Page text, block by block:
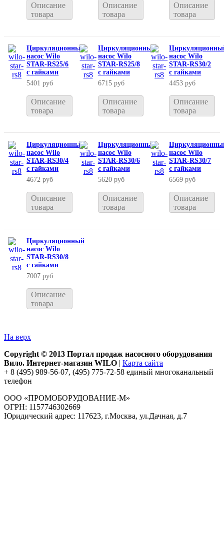
Описание
товара
Описание
товара
Описание
товара
Циркуляционный
насос Wilo
STAR-RS25/6
с гайками
5401 руб
Описание
товара
Циркуляционный
насос Wilo
STAR-RS25/8
с гайками
6715 руб
Описание
товара
насос Wilo
STAR-RS30/2
с гайками
4453 руб
Описание
товара
Циркуляционный
насос Wilo
STAR-RS30/4
с гайками
4672 руб
Описание
товара
Циркуляционный
насос Wilo
STAR-RS30/6
с гайками
5620 руб
Описание
товара
насос Wilo
STAR-RS30/7
с гайками
6569 руб
Описание
товара
Циркуляционный
насос Wilo
STAR-RS30/8
с гайками
7007 руб
Описание
товара
На верх
Copyright © 2013 Портал продаж насосного оборудования
Вило. Интернет-магазин WILO | Карта сайта
+ 8 (495) 989-56-07, (495) 775-72-58 единый многоканальный
телефон
ООО «ПРОМОБОРУДОВАНИЕ-М»
ОГРН: 1157746302669
Юридический адрес: 117623, г.Москва, ул.Дачная, д.7